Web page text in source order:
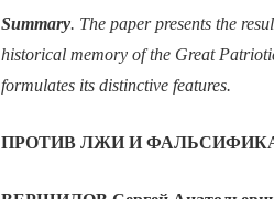
Summary. The paper presents the
historical memory of the Great
formulates its distinctive features.
ПРОТИВ ЛЖИ И